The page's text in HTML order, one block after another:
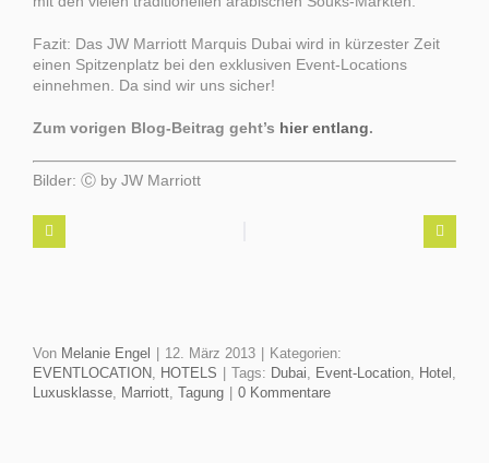
Fazit: Das JW Marriott Marquis Dubai wird in kürzester Zeit
einen Spitzenplatz bei den exklusiven Event-Locations
einnehmen. Da sind wir uns sicher!
Zum vorigen Blog-Beitrag geht’s hier entlang.
Bilder: Ⓒ by JW Marriott
Von Melanie Engel | 12. März 2013 | Kategorien:
EVENTLOCATION HOTELS | Tags: Dubai Event-Location Hotel
Luxusklasse Marriott Tagung | 0 Kommentare